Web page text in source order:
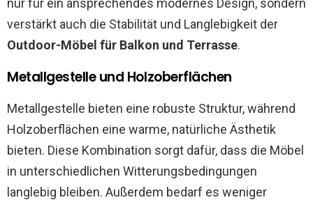
nur für ein ansprechendes modernes Design, sondern
verstärkt auch die Stabilität und Langlebigkeit der
Outdoor-Möbel für Balkon und Terrasse.
Metallgestelle und Holzoberflächen
Metallgestelle bieten eine robuste Struktur, während
Holzoberflächen eine warme, natürliche Ästhetik
bieten. Diese Kombination sorgt dafür, dass die Möbel
in unterschiedlichen Witterungsbedingungen
langlebig bleiben. Außerdem bedarf es weniger